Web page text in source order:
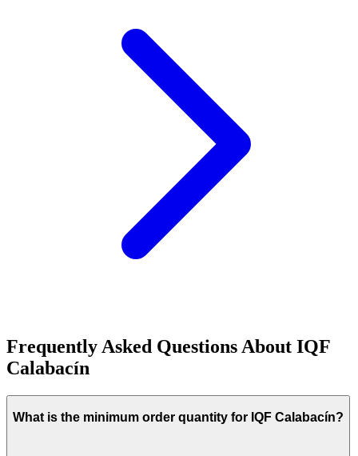
Frequently Asked Questions About IQF
Calabacín
What is the minimum order quantity for IQF Calabacín?